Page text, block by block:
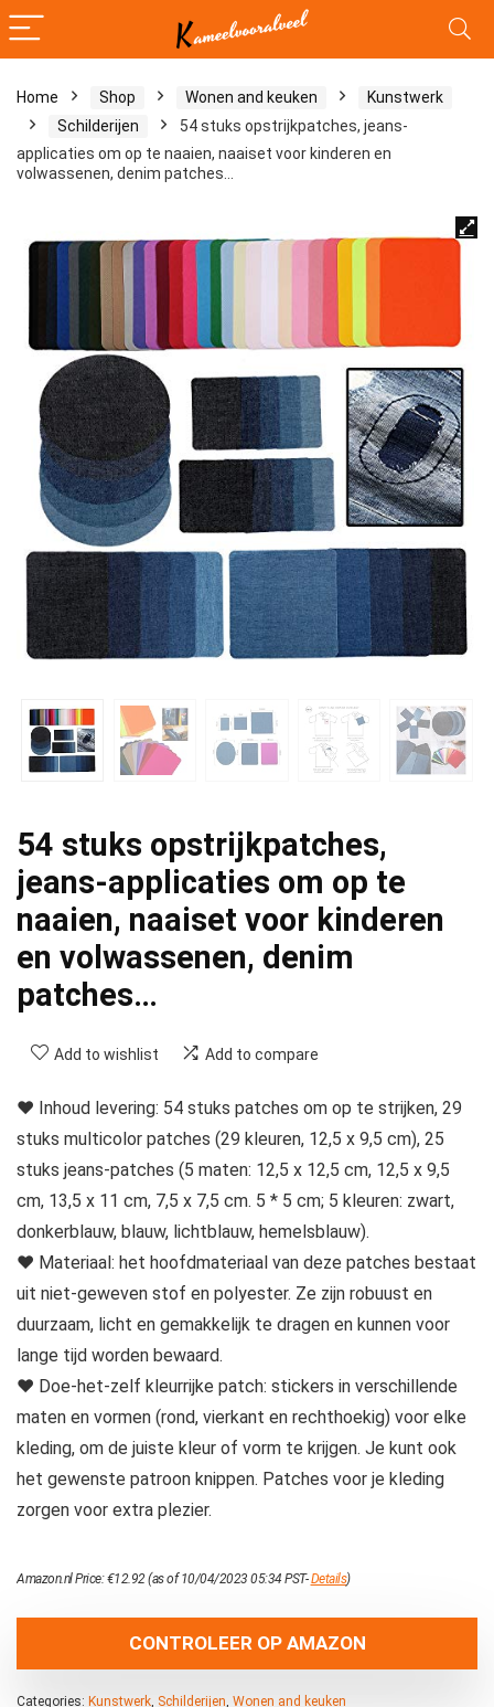
Home Shop Wonen and keuken
Kunstwerk
Schilderijen
54 stuks opstrijkpatches, jeans-
applicaties om op te naaien, naaiset voor kinderen en
volwassenen, denim patches…
54 stuks opstrijkpatches,
jeans-applicaties om op te
naaien, naaiset voor kinderen
en volwassenen, denim
patches…
Add to wishlist Add to compare
♥ Inhoud levering: 54 stuks patches om op te strijken, 29
stuks multicolor patches (29 kleuren, 12,5 x 9,5 cm), 25
stuks jeans-patches (5 maten: 12,5 x 12,5 cm, 12,5 x 9,5
cm, 13,5 x 11 cm, 7,5 x 7,5 cm. 5 * 5 cm; 5 kleuren: zwart,
donkerblauw, blauw, lichtblauw, hemelsblauw).
♥ Materiaal: het hoofdmateriaal van deze patches bestaat
uit niet-geweven stof en polyester. Ze zijn robuust en
duurzaam, licht en gemakkelijk te dragen en kunnen voor
lange tijd worden bewaard.
♥ Doe-het-zelf kleurrijke patch: stickers in verschillende
maten en vormen (rond, vierkant en rechthoekig) voor elke
kleding, om de juiste kleur of vorm te krijgen. Je kunt ook
het gewenste patroon knippen. Patches voor je kleding
zorgen voor extra plezier.
Amazon.nl Price:€12.92 (as of 10/04/2023 05:34 PST-Details)
CONTROLEER OP AMAZON
Categories: Kunstwerk Schilderijen Wonen and keuken